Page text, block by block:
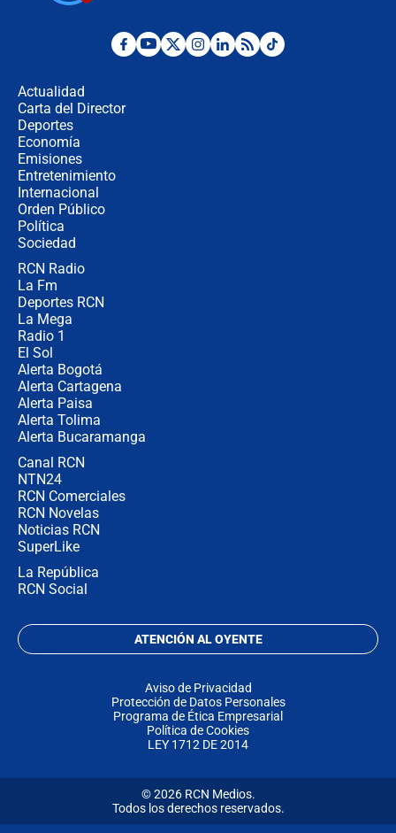
Posesión de Abelardo De La Espriella
Actualidad
Carta del Director
Deportes
Economía
Emisiones
Entretenimiento
Internacional
Orden Público
Política
Sociedad
RCN Radio
La Fm
Deportes RCN
La Mega
Radio 1
El Sol
Alerta Bogotá
Alerta Cartagena
Alerta Paisa
Alerta Tolima
Alerta Bucaramanga
Canal RCN
NTN24
RCN Comerciales
RCN Novelas
Noticias RCN
SuperLike
La República
RCN Social
ATENCIÓN AL OYENTE
Aviso de Privacidad
Protección de Datos Personales
Programa de Ética Empresarial
Política de Cookies
LEY 1712 DE 2014
© 2026 RCN Medios.
Todos los derechos reservados.